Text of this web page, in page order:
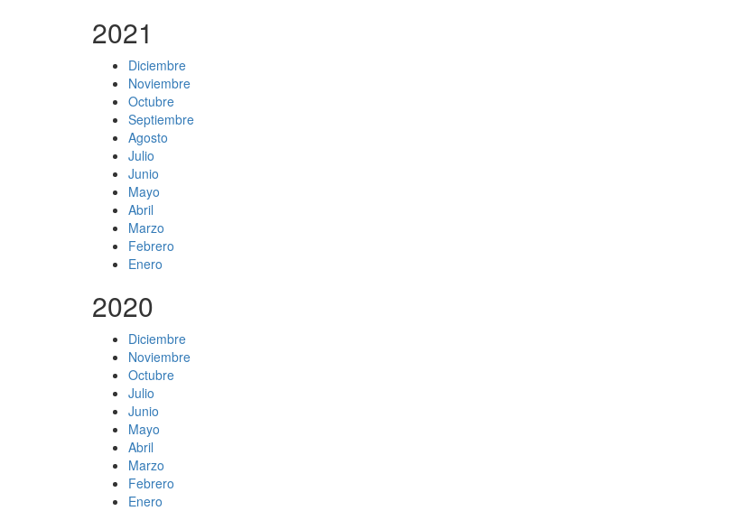
2021
Diciembre
Noviembre
Octubre
Septiembre
Agosto
Julio
Junio
Mayo
Abril
Marzo
Febrero
Enero
2020
Diciembre
Noviembre
Octubre
Julio
Junio
Mayo
Abril
Marzo
Febrero
Enero